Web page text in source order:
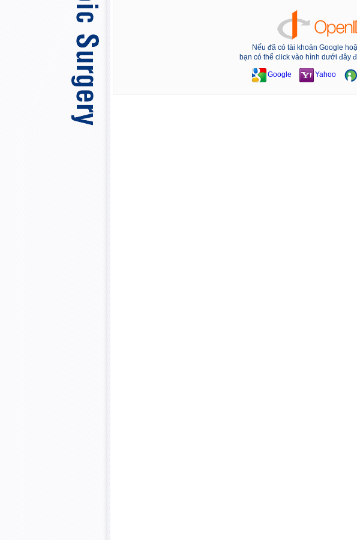
Nếu đã có tài khoản Google
bạn có thể click vào hình dưới đây
Google Yahoo